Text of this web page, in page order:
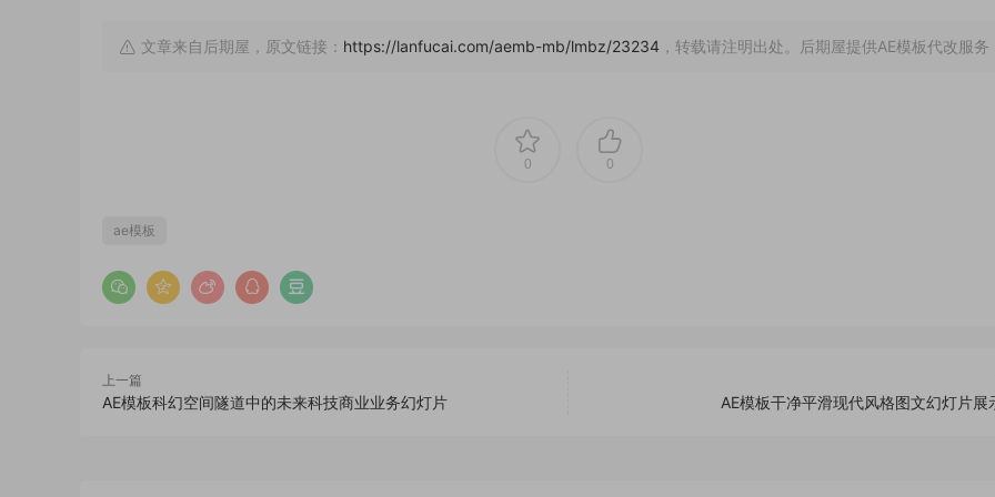
文章来自后期屋，原文链接： https://lanfucai.com/aemb-mb/lmbz/23234 ，转载请注明出处。后期屋提供AE模板代改服务
0 0
ae模板
上一篇
AE模板科幻空间隧道中的未来科技商业业务幻灯片 AE模板干净平滑现代风格图文幻灯片展